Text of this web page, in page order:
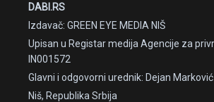
DABI.RS
Izdavač: GREEN EYE MEDIA NIŠ
Upisan u Registar medija Agencije za
IN001572
Glavni i odgovorni urednik: Dejan Marković
Niš, Republika Srbija